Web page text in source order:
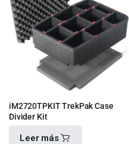
iM2720TPKIT TrekPak Case
Divider Kit
Leer más